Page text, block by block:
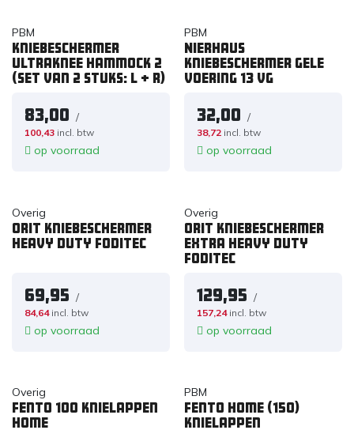
PBM
Kniebeschermer
Ultraknee Hammock 2
(Set van 2 stuks: L + R)
83,00 /
100,43 incl. btw
op voorraad
PBM
Nierhaus
kniebeschermer gele
voering 13 vg
32,00 /
38,72 incl. btw
op voorraad
Overig
ORIT Kniebeschermer
Heavy Duty Foditec
69,95 /
84,64 incl. btw
op voorraad
Overig
ORIT Kniebeschermer
Extra Heavy Duty
Foditec
129,95 /
157,24 incl. btw
op voorraad
Overig
Fento 100 knielappen
home
PBM
Fento Home (150)
knielappen